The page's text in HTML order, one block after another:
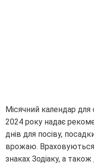
Місячний календар для
2024 року надає
днів для посіву,
врожаю.
знаках Зодіаку, а